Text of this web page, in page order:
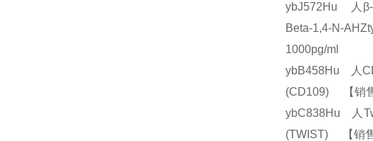
ybJ572Hu 人β-
Beta-1,4-N-
1000pg/ml
ybB458Hu 人
(CD109) 【销
ybC838Hu 人
(TWIST) 【销